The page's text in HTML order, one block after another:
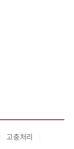
고충처리